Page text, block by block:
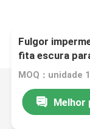
Fulgor
fita escura
MOQ：unidade
Melhor